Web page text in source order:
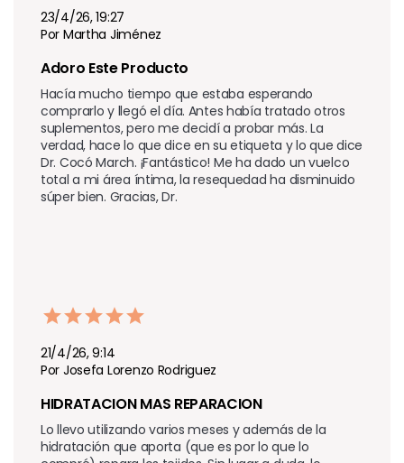
23/4/26, 19:27
Por Martha Jiménez
Adoro Este Producto
Hacía mucho tiempo que estaba esperando
comprarlo y llegó el día. Antes había tratado otros
suplementos, pero me decidí a probar más. La
verdad, hace lo que dice en su etiqueta y lo que dice
Dr. Cocó March. ¡Fantástico! Me ha dado un vuelco
total a mi área íntima, la resequedad ha disminuido
súper bien. Gracias, Dr.
21/4/26, 9:14
Por Josefa Lorenzo Rodriguez
HIDRATACION MAS REPARACION
Lo llevo utilizando varios meses y además de la
hidratación que aporta (que es por lo que lo